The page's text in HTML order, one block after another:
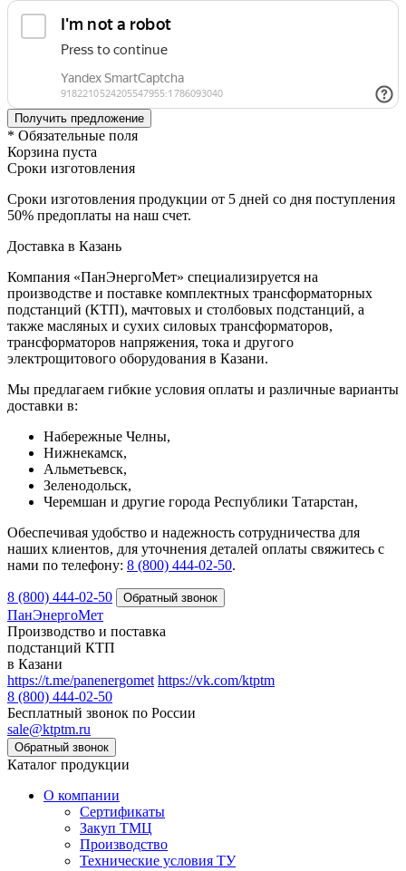
* Обязательные поля
Корзина пуста
Сроки изготовления
Сроки изготовления продукции от 5 дней со дня поступления
50% предоплаты на наш счет.
Доставка в Казань
Компания «ПанЭнергоМет» специализируется на
производстве и поставке комплектных трансформаторных
подстанций (КТП), мачтовых и столбовых подстанций, а
также масляных и сухих силовых трансформаторов,
трансформаторов напряжения, тока и другого
электрощитового оборудования в Казани.
Мы предлагаем гибкие условия оплаты и различные варианты
доставки в:
Набережные Челны,
Нижнекамск,
Альметьевск,
Зеленодольск,
Черемшан и другие города Республики Татарстан,
Обеспечивая удобство и надежность сотрудничества для
наших клиентов, для уточнения деталей оплаты свяжитесь с
нами по телефону: 8 (800) 444-02-50.
8 (800) 444-02-50
ПанЭнергоМет
Производство и поставка
подстанций КТП
в Казани
https://t.me/panenergomet https://vk.com/ktptm
8 (800) 444-02-50
Бесплатный звонок по России
sale@ktptm.ru
Каталог продукции
О компании
Сертификаты
Закуп ТМЦ
Производство
Технические условия ТУ